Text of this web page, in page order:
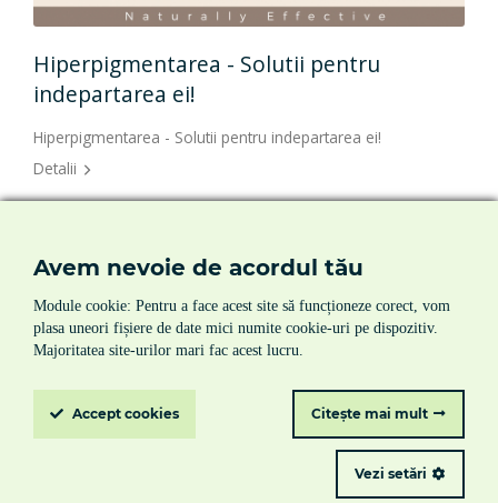
Hiperpigmentarea - Solutii pentru
indepartarea ei!
Hiperpigmentarea - Solutii pentru indepartarea ei!
Detalii
prima pagina|despre noi|produse|servicii|
noutati|contact
confidentialitate
Avem nevoie de acordul tău
Module cookie: Pentru a face acest site să funcționeze corect, vom
plasa uneori fișiere de date mici numite cookie-uri pe dispozitiv.
Majoritatea site-urilor mari fac acest lucru.
Accept cookies Citește mai mult
Vezi setări